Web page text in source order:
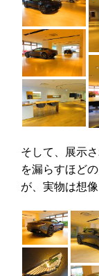
そして、展示
を漏らすほど
が、実物は想